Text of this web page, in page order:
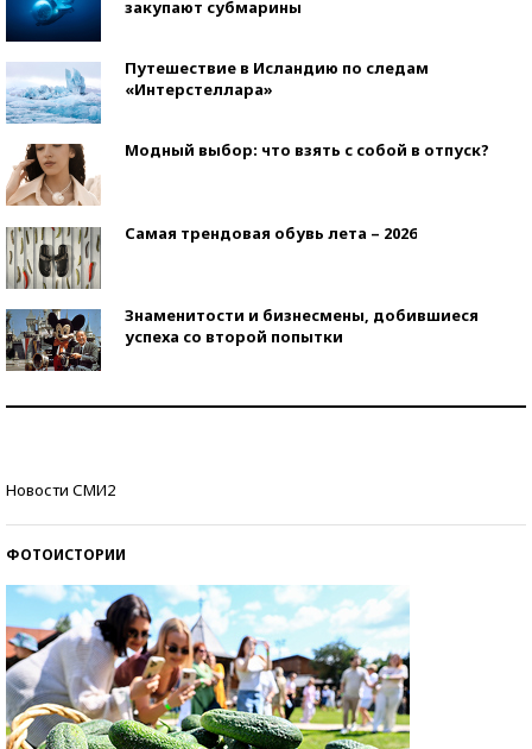
закупают субмарины
Путешествие в Исландию по следам
«Интерстеллара»
Модный выбор: что взять с собой в отпуск?
Самая трендовая обувь лета – 2026
Знаменитости и бизнесмены, добившиеся
успеха со второй попытки
Новости СМИ2
ФОТОИСТОРИИ